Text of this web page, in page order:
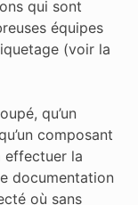
qui sont
équipes
(voir la
qu’un
composant
effectuer la
documentation
où sans